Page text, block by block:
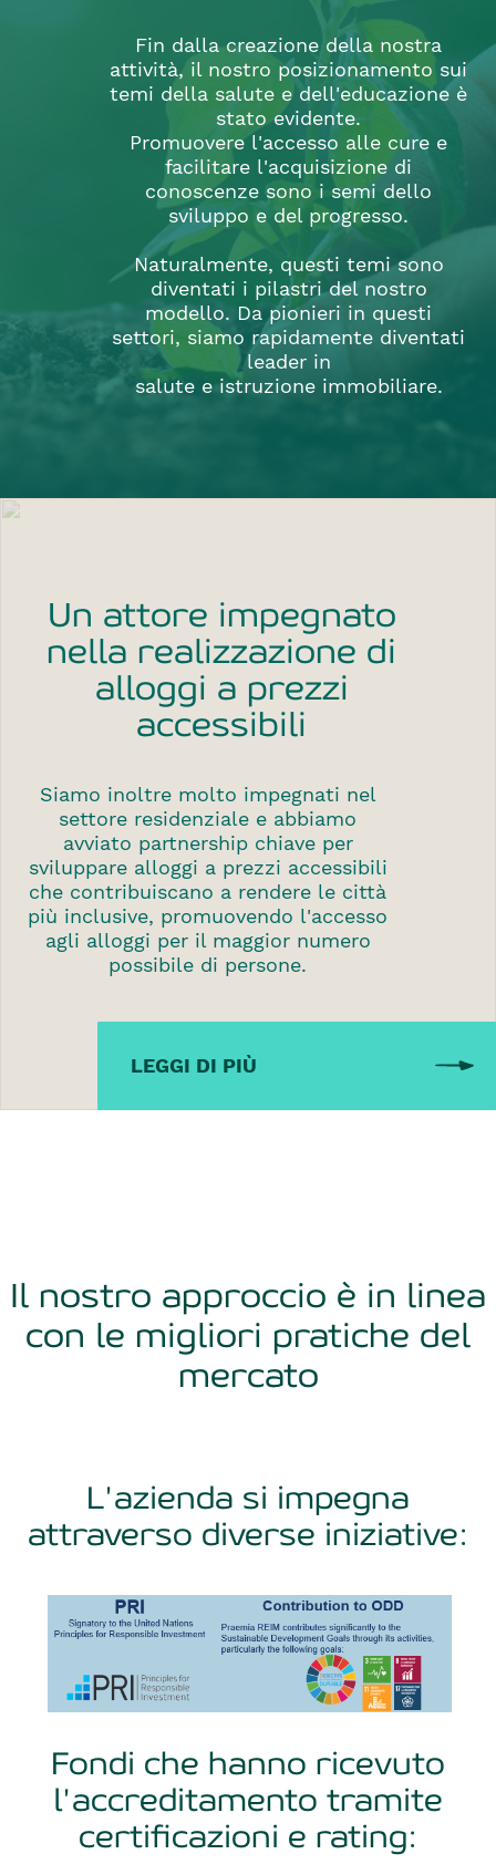
Fin dalla creazione della nostra
attività, il nostro posizionamento sui
temi della salute e dell'educazione è
stato evidente.
Promuovere l'accesso alle cure e
facilitare l'acquisizione di
conoscenze sono i semi dello
sviluppo e del progresso.
Naturalmente, questi temi sono
diventati i pilastri del nostro
modello. Da pionieri in questi
settori, siamo rapidamente diventati
leader in
salute e istruzione immobiliare.
Un attore impegnato
nella realizzazione di
alloggi a prezzi
accessibili
Siamo inoltre molto impegnati nel
settore residenziale e abbiamo
avviato partnership chiave per
sviluppare alloggi a prezzi accessibili
che contribuiscano a rendere le città
più inclusive, promuovendo l'accesso
agli alloggi per il maggior numero
possibile di persone.
LEGGI DI PIÙ
Il nostro approccio è in linea
con le migliori pratiche del
mercato
L'azienda si impegna
attraverso diverse iniziative:
Fondi che hanno ricevuto
l'accreditamento tramite
certificazioni e rating: